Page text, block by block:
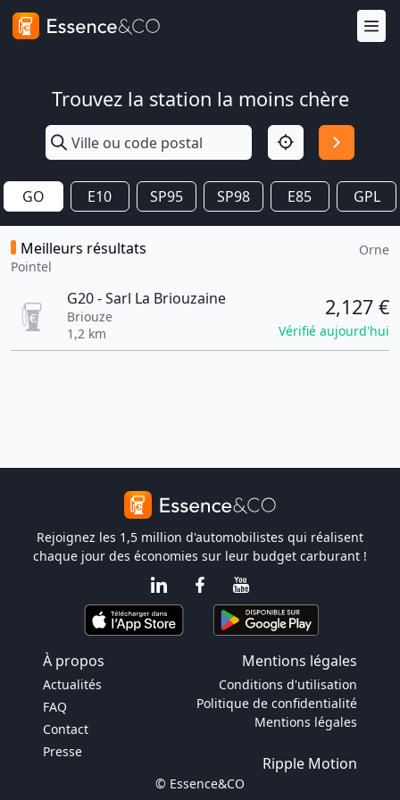
Trouvez la station la moins chère
GO E10 SP95 SP98 E85 GPL
Meilleurs résultats
Pointel
Orne
G20 - Sarl La Briouzaine
Briouze
1,2 km
2,127 €
Vérifié aujourd'hui
Rejoignez les 1,5 million d'automobilistes qui réalisent
chaque jour des économies sur leur budget carburant !
À propos Mentions légales
Actualités
FAQ
Contact
Presse
Conditions d'utilisation
Politique de confidentialité
Mentions légales
Ripple Motion
© Essence&CO